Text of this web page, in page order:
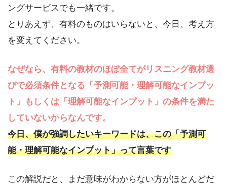
ングサービスでも一緒です。
とりあえず、有料のものはいらないと、今日、考え方
を変えてください。
なぜなら、有料の教材のほぼ全てがリスニング教材選
びで必須条件となる「予測可能・理解可能なインプッ
ト」もしくは「理解可能なインプット」の条件を満た
していないからなんです。
今日、僕が強調したいキーワードは、この「予測可
能・理解可能なインプット」って言葉です
この解説だと、まだ意味がわからない方がほとんどだ